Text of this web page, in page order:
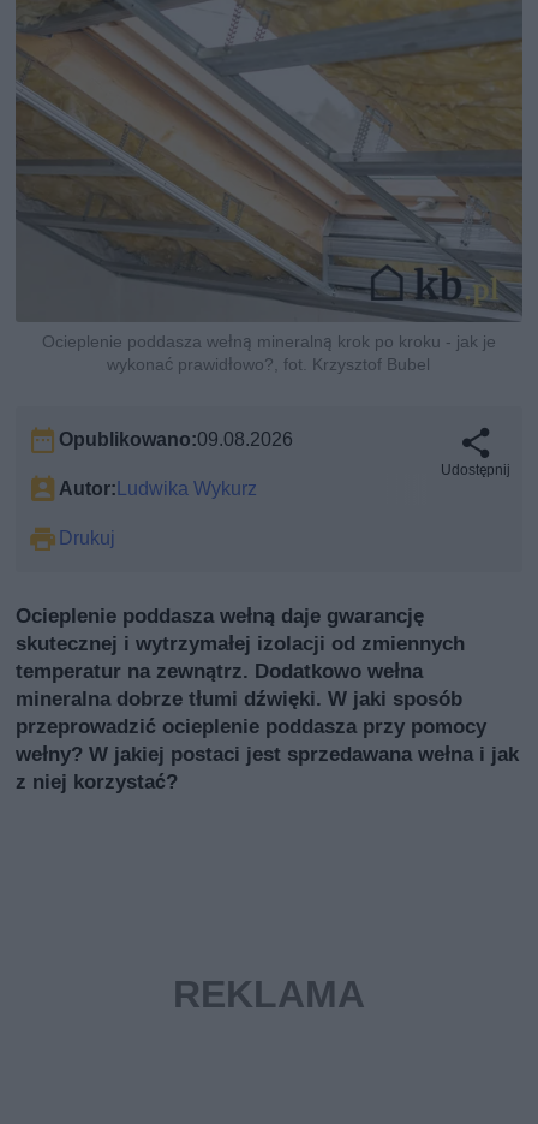
Ocieplenie poddasza wełną mineralną krok po kroku - jak je
wykonać prawidłowo?, fot. Krzysztof Bubel
Opublikowano:09.08.2026
Autor:Ludwika Wykurz
Drukuj
Udostępnij
Ocieplenie poddasza wełną daje gwarancję
skutecznej i wytrzymałej izolacji od zmiennych
temperatur na zewnątrz. Dodatkowo wełna
mineralna dobrze tłumi dźwięki. W jaki sposób
przeprowadzić ocieplenie poddasza przy pomocy
wełny? W jakiej postaci jest sprzedawana wełna i jak
z niej korzystać?